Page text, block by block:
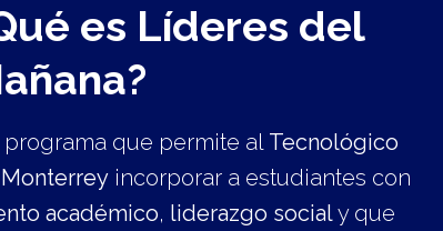
es Líderes del
programa que permite al Tecnológico
incorporar a estudiantes con
académico, liderazgo socialy que